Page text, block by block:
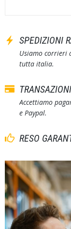
SPEDIZIONI
Usiamo corrieri
tutta italia.
Accettiamo
e Paypal.
RESO